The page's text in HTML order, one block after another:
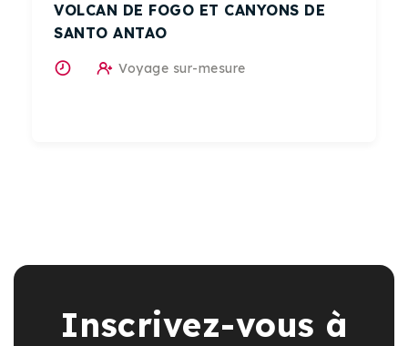
VOLCAN DE FOGO ET CANYONS DE
SANTO ANTAO
Voyage sur-mesure
Inscrivez-vous à